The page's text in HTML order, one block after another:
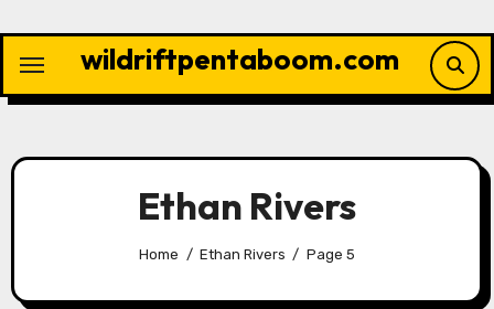
content
wildriftpentaboom.com
Ethan Rivers
Home Ethan Rivers Page 5